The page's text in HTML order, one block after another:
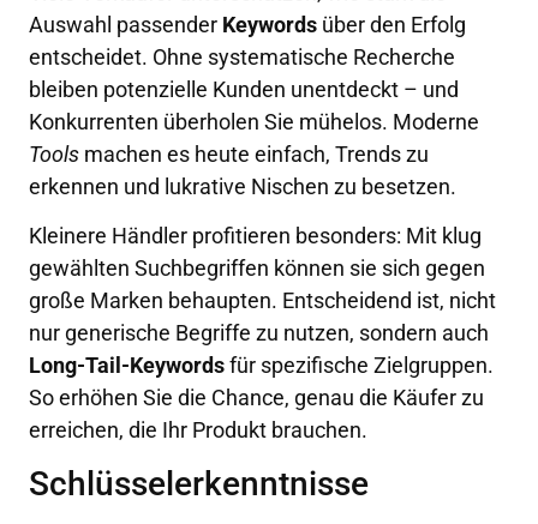
Auswahl passender Keywords über den Erfolg
entscheidet. Ohne systematische Recherche
bleiben potenzielle Kunden unentdeckt – und
Konkurrenten überholen Sie mühelos. Moderne
Tools machen es heute einfach, Trends zu
erkennen und lukrative Nischen zu besetzen.
Kleinere Händler profitieren besonders: Mit klug
gewählten Suchbegriffen können sie sich gegen
große Marken behaupten. Entscheidend ist, nicht
nur generische Begriffe zu nutzen, sondern auch
Long-Tail-Keywordsfür spezifische Zielgruppen.
So erhöhen Sie die Chance, genau die Käufer zu
erreichen, die Ihr Produkt brauchen.
Schlüsselerkenntnisse